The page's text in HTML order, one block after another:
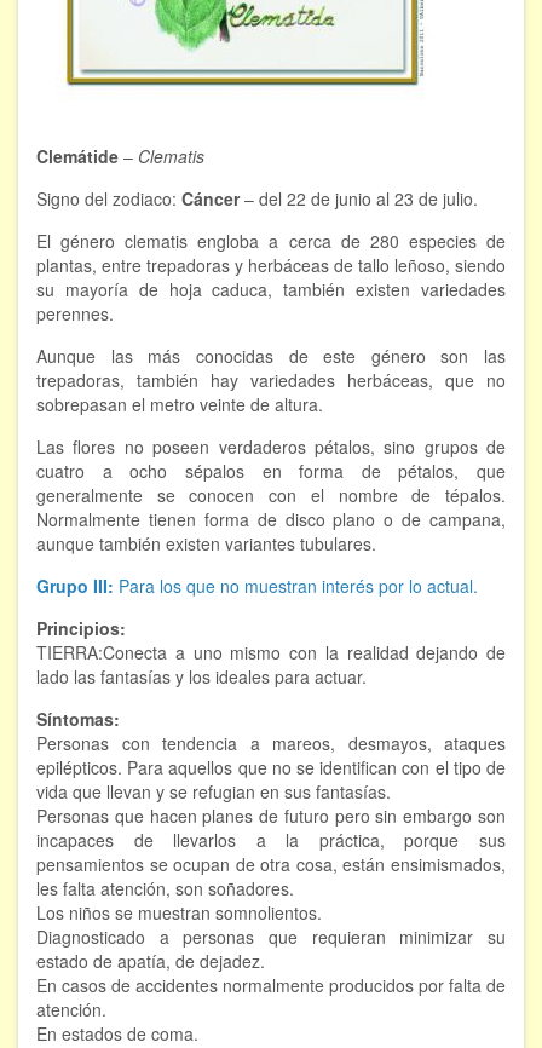
Bioenergía Cuántica Evolutiva
Limpieza de las energías - - Próximamente TALLER
PRÁCTICO
NOTICIAS Y ENTREVISTAS
TERAPIAS
Aura y energías. Limpieza
Sincroinducción. Entrenamiento mental
Hipnosis clínica
Hipnosis proyectiva
Bioenergía. Sanación energética
Relajación y autoprotección
DESCARGAS
Clemátide – Clematis
Signo del zodiaco: Cáncer– del 22 de junio al 23 de julio.
El género clematis engloba a cerca de 280 especies de
plantas, entre trepadoras y herbáceas de tallo leñoso, siendo
su mayoría de hoja caduca, también existen variedades
perennes.
Aunque las más conocidas de este género son las
trepadoras, también hay variedades herbáceas, que no
sobrepasan el metro veinte de altura.
Las flores no poseen verdaderos pétalos, sino grupos de
cuatro a ocho sépalos en forma de pétalos, que
generalmente se conocen con el nombre de tépalos.
Normalmente tienen forma de disco plano o de campana,
aunque también existen variantes tubulares.
Grupo III: Para los que no muestran interés por lo actual.
Principios:
TIERRA:Conecta a uno mismo con la realidad dejando de
lado las fantasías y los ideales para actuar.
Síntomas:
Personas con tendencia a mareos, desmayos, ataques
epilépticos. Para aquellos que no se identifican con el tipo de
vida que llevan y se refugian en sus fantasías.
Personas que hacen planes de futuro pero sin embargo son
incapaces de llevarlos a la práctica, porque sus
pensamientos se ocupan de otra cosa, están ensimismados,
les falta atención, son soñadores.
Los niños se muestran somnolientos.
Diagnosticado a personas que requieran minimizar su
estado de apatía, de dejadez.
En casos de accidentes normalmente producidos por falta de
atención.
En estados de coma.